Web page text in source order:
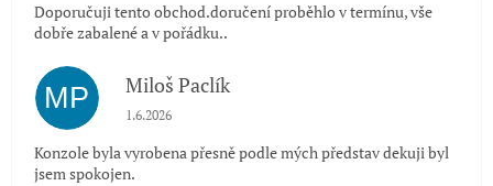
Doporučuji tento obchod.doručení proběhlo v termínu, vše
dobře zabalené a v pořádku..
MP Miloš Paclík
Hodnocení obchodu je 5 z 5 hvězdiček.
1.6.2026
Konzole byla vyrobena přesně podle mých představ dekuji byl
jsem spokojen.